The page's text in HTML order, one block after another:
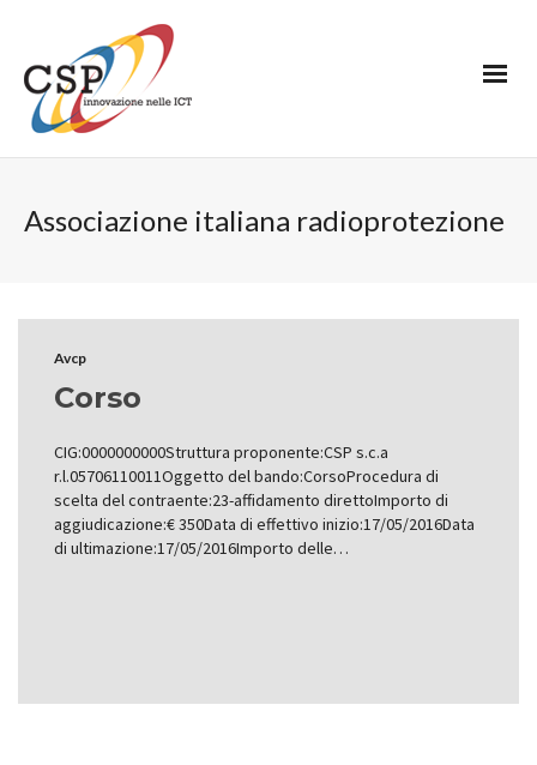
Associazione italiana radioprotezione
Avcp
Corso
CIG:0000000000Struttura proponente:CSP s.c.a
r.l.05706110011Oggetto del bando:CorsoProcedura di
scelta del contraente:23-affidamento direttoImporto di
aggiudicazione:€ 350Data di effettivo inizio:17/05/2016Data
di ultimazione:17/05/2016Importo delle…